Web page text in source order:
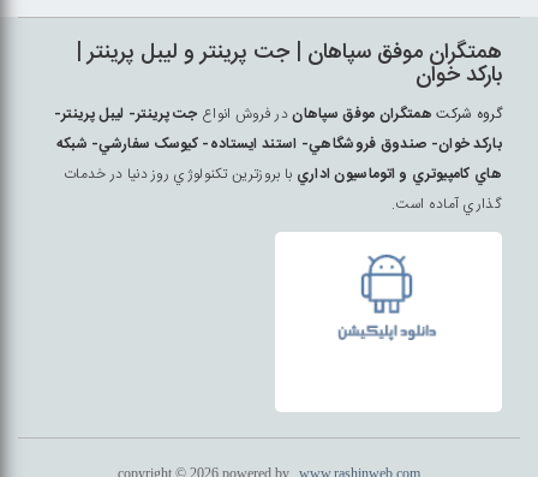
همتگران موفق سپاهان | جت پرينتر و ليبل پرينتر |
بارکد خوان
گروه شرکت همتگران موفق سپاهاندر فروش انواع جت پرينتر- ليبل پرينتر-
بارکد خوان- صندوق فروشگاهي- استند ايستاده- کيوسک سفارشي- شبکه
هاي کامپيوتري و اتوماسيون اداري با بروزترين تکنولوژي روز دنيا در خدمات
گذاري آماده است.
copyright © 2026 powered by www.rashinweb.com